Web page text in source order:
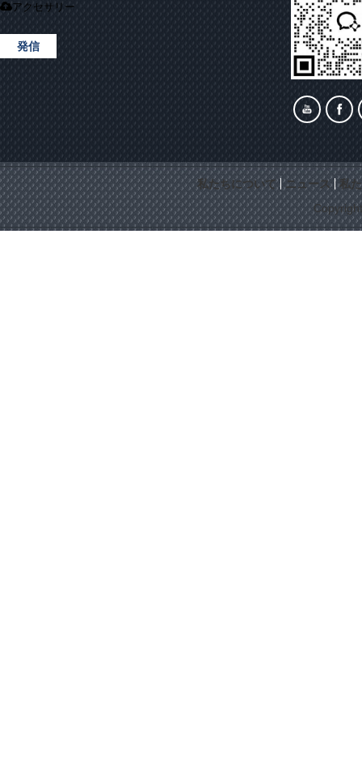
アクセサリー
発信
私たちについて ニュース
私